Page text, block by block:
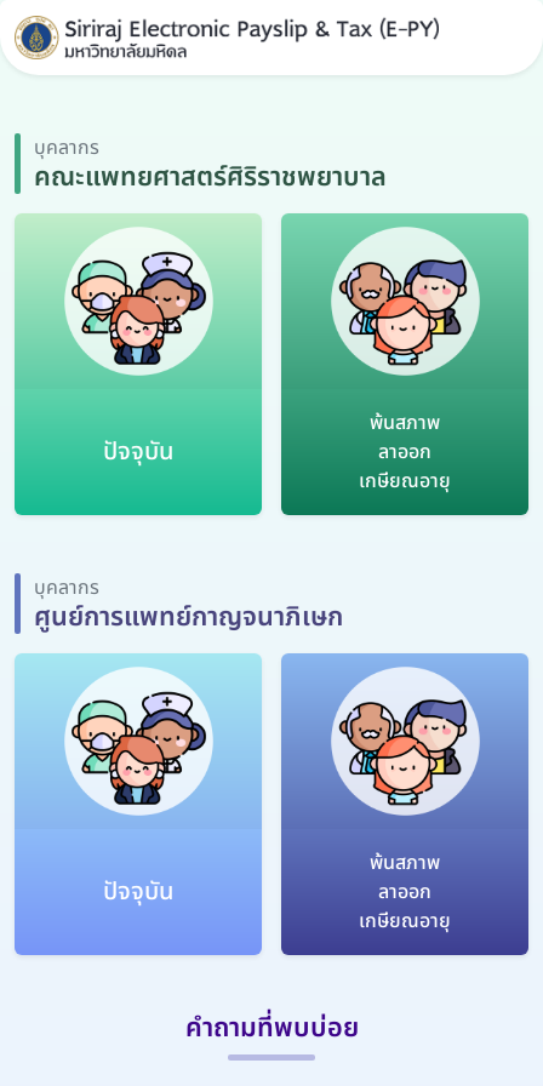
บุคลากร
คณะแพทยศาสตร์ศิริราชพยาบาล
ปัจจุบัน
พ้นสภาพ
ลาออก
เกษียณอายุ
บุคลากร
ศูนย์การแพทย์กาญจนาภิเษก
ปัจจุบัน
พ้นสภาพ
ลาออก
เกษียณอายุ
คำถามที่พบบ่อย